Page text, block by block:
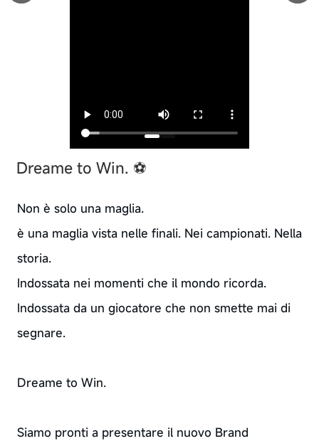
Dreame to Win. ⚽
Non è solo una maglia.
è una maglia vista nelle finali. Nei campionati. Nella
storia.
Indossata nei momenti che il mondo ricorda.
Indossata da un giocatore che non smette mai di
segnare.
Dreame to Win.
Siamo pronti a presentare il nuovo Brand